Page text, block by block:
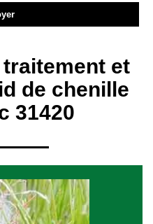
et
de chenille
31420